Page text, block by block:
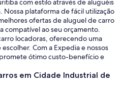
com estilo através de aluguéis
Nossa plataforma de fácil utilização
ofertas de aluguel de carro
compatível ao seu orçamento.
locadoras, oferecendo uma
Com a Expedia e nossos
ótimo custo-benefício e
em Cidade Industrial de